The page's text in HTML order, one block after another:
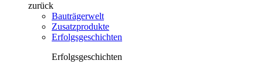
zurück
Bauträgerwelt
Zusatzprodukte
Erfolgsgeschichten
Erfolgsgeschichten